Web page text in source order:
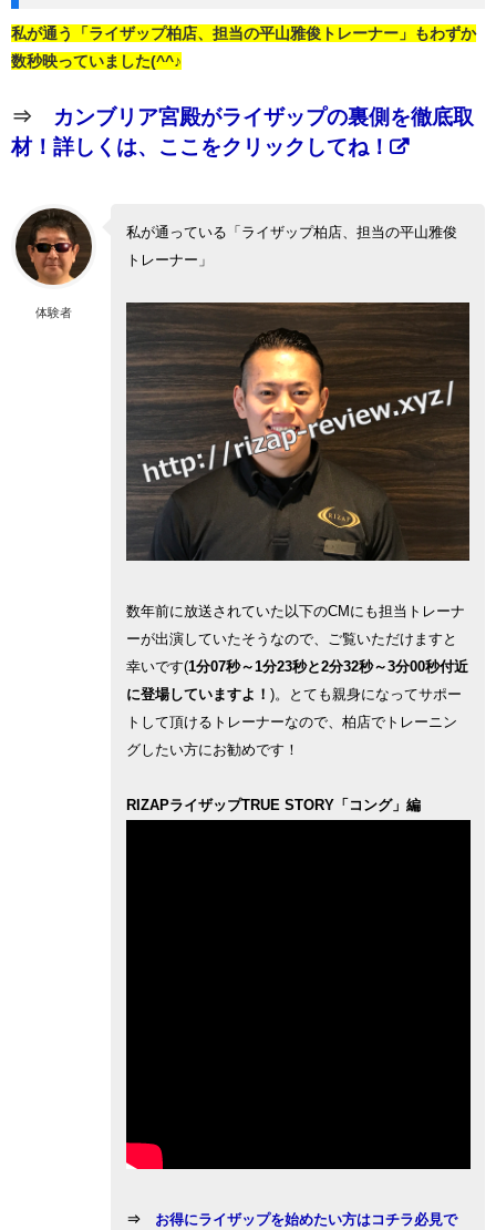
私が通う「ライザップ柏店、担当の平山雅俊トレーナー」もわずか
数秒映っていました(^^♪
⇒ カンブリア宮殿がライザップの裏側を徹底取
材！詳しくは、ここをクリックしてね！
体験者
私が通っている「ライザップ柏店、担当の平山雅俊
トレーナー」
数年前に放送されていた以下のCMにも担当トレーナ
ーが出演していたそうなので、ご覧いただけますと
幸いです(1分07秒～1分23秒と2分32秒～3分00秒付近
に登場していますよ！ )。とても親身になってサポー
トして頂けるトレーナーなので、柏店でトレーニン
グしたい方にお勧めです！
RIZAPライザップTRUE STORY「コング」編
⇒
お得にライザップを始めたい方はコチラ必見で